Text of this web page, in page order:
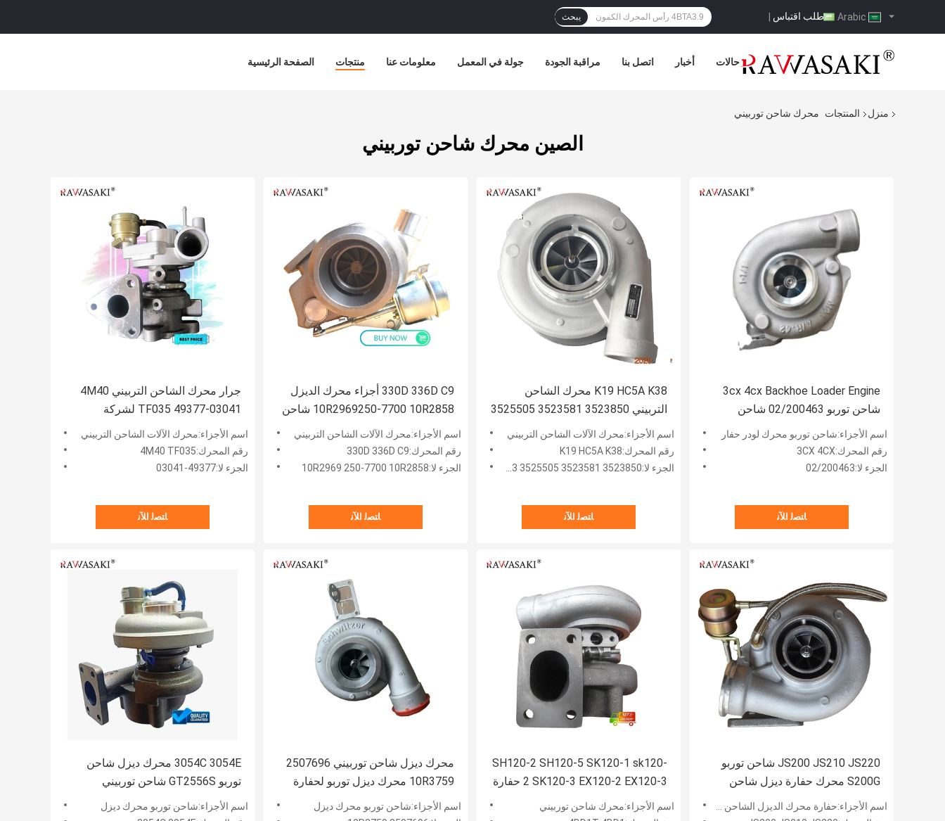
طلب اقتباس | يبحث
الصفحة الرئيسية منتجات معلومات عنا جولة في المعمل مراقبة الجودة اتصل بنا أخبار حالات
منزل المنتجات محرك شاحن توربيني
الصين محرك شاحن توربيني
جرار محرك الشاحن التربيني 4M40
TF035 49377-03041 لشركة
Mitsubishi
اسم الأجزاء:محرك الآلات الشاحن التربيني
رقم المحرك:4M40 TF035
الجزء لا:49377-03041
ﺎﺘﺼﻟ ﺍﻶﻧ
330D 336D C9 أجزاء محرك الديزل
10R2969250-7700 10R2858 شاحن
توربيني
اسم الأجزاء:محرك الآلات الشاحن التربيني
رقم المحرك:330D 336D C9
الجزء لا:10R2969 250-7700 10R2858
ﺎﺘﺼﻟ ﺍﻶﻧ
K19 HC5A K38 محرك الشاحن
التربيني 3523850 3523581 3525505
3592523 3594085 3801722
اسم الأجزاء:محرك الآلات الشاحن التربيني
رقم المحرك:K19 HC5A K38
الجزء لا:3523850 3523581 3525505 3592523 3594085 3801722
ﺎﺘﺼﻟ ﺍﻶﻧ
3cx 4cx Backhoe Loader Engine
شاحن توربو 02/200463 شاحن
توربيني
اسم الأجزاء:شاحن توربو محرك لودر حفار
رقم المحرك:3CX 4CX
الجزء لا:02/200463
ﺎﺘﺼﻟ ﺍﻶﻧ
3054C 3054E محرك ديزل شاحن
توربو GT2556S شاحن توربيني
2674A225 للحفارة
اسم الأجزاء:شاحن توربو محرك ديزل
محرك ديزل شاحن توربيني 2507696
10R3759 محرك ديزل توربو لحفارة
الأرض المتحركة
اسم الأجزاء:شاحن توربو محرك ديزل
SH120-2 SH120-5 SK120-1 sk120-
2 SK120-3 EX120-2 EX120-3 حفارة
4BD1T 4BD1 محرك ديزل شاحن
توربيني 49189-00501
اسم الأجزاء:محرك شاحن توربيني
JS200 JS210 JS220 شاحن توربو
S200G محرك حفارة ديزل شاحن
توربيني 320/06296
اسم الأجزاء:حفارة محرك الديزل الشاحن التربيني